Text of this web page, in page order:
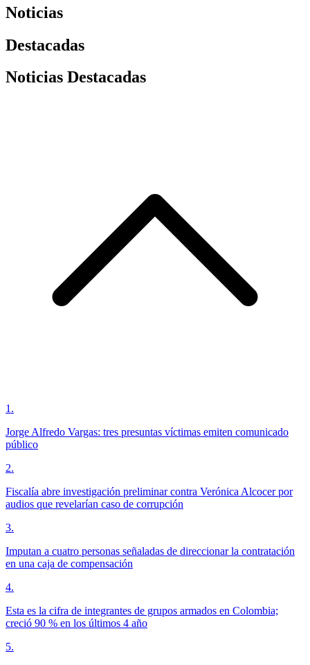
Noticias
Destacadas
Noticias Destacadas
1 .
Jorge Alfredo Vargas: tres presuntas víctimas emiten comunicado
público
2.
Fiscalía abre investigación preliminar contra Verónica Alcocer por
audios que revelarían caso de corrupción
3.
Imputan a cuatro personas señaladas de direccionar la contratación
en una caja de compensación
4.
Esta es la cifra de integrantes de grupos armados en Colombia;
creció 90 % en los últimos 4 año
5.